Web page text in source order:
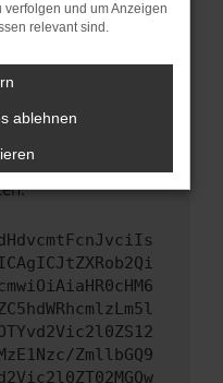
nicht mehr
Schritte versucht
Wir werden
uns bei der
ZmllbGQ9
und um Anzeigen
relevant sind.
ablehnen